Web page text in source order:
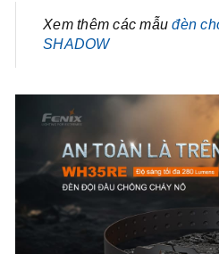
Xem thêm các mẫuđèn
SHADOW